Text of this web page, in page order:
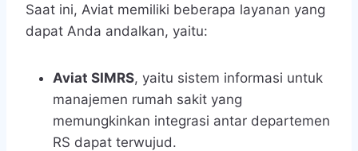
Saat ini, Aviat memiliki beberapa layanan yang
dapat Anda andalkan, yaitu:
Aviat SIMRS, yaitu sistem informasi untuk
manajemen rumah sakit yang
memungkinkan integrasi antar departemen
RS dapat terwujud.